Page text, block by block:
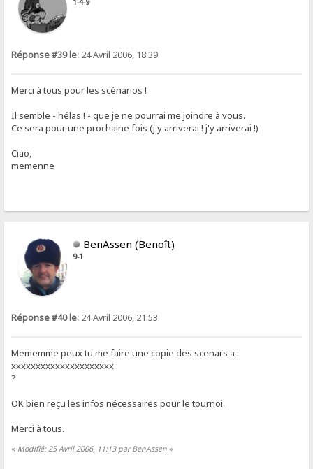
Réponse #39 le: 24 Avril 2006, 18:39
Merci à tous pour les scénarios !
Il semble - hélas ! - que je ne pourrai me joindre à vous.
Ce sera pour une prochaine fois (j'y arriverai ! j'y arriverai !)
Ciao,
memenne
BenAssen (Benoît)
9-1
Réponse #40 le: 24 Avril 2006, 21:53
Mememme peux tu me faire une copie des scenars a :
xxxxxxxxxxxxxxxxxxxxx
?
OK bien reçu les infos nécessaires pour le tournoi.
Merci à tous.
« Modifié: 25 Avril 2006, 11:13 par BenAssen »